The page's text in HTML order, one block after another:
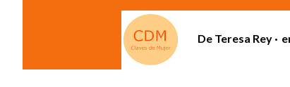
De Teresa Rey